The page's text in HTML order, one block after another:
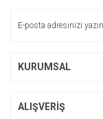
A... C... | 02/09/2021
Yorum Yaz
Mehmet Efendi Türk
240,00 TL
KURUMSAL
ALIŞVERİŞ